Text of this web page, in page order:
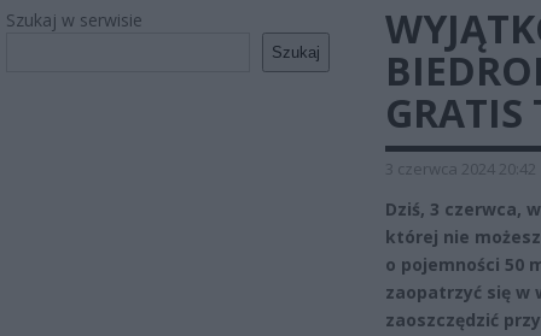
Szukaj w serwisie
Szukaj
GRATIS
3 czerwca 2024 20:42
Dziś, 3 czerwca,
której nie
o pojemności 50
zaopatrzyć się w
zaoszczędzić